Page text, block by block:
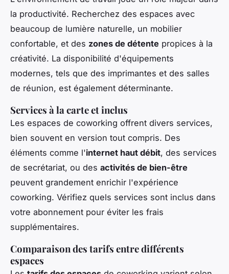
la productivité. Recherchez des espaces avec
beaucoup de lumière naturelle, un mobilier
confortable, et des zones de détente propices à la
créativité. La disponibilité d'équipements
modernes, tels que des imprimantes et des salles
de réunion, est également déterminante.
Services à la carte et inclus
Les espaces de coworking offrent divers services,
bien souvent en version tout compris. Des
éléments comme l'internet haut débit, des services
de secrétariat, ou des activités de bien-être
peuvent grandement enrichir l'expérience
coworking. Vérifiez quels services sont inclus dans
votre abonnement pour éviter les frais
supplémentaires.
Comparaison des tarifs entre différents
espaces